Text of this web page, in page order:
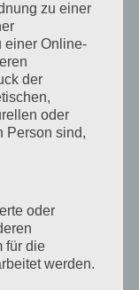
zu einer
einer Online-
der
oder
Person sind,
oder
für die
werden.